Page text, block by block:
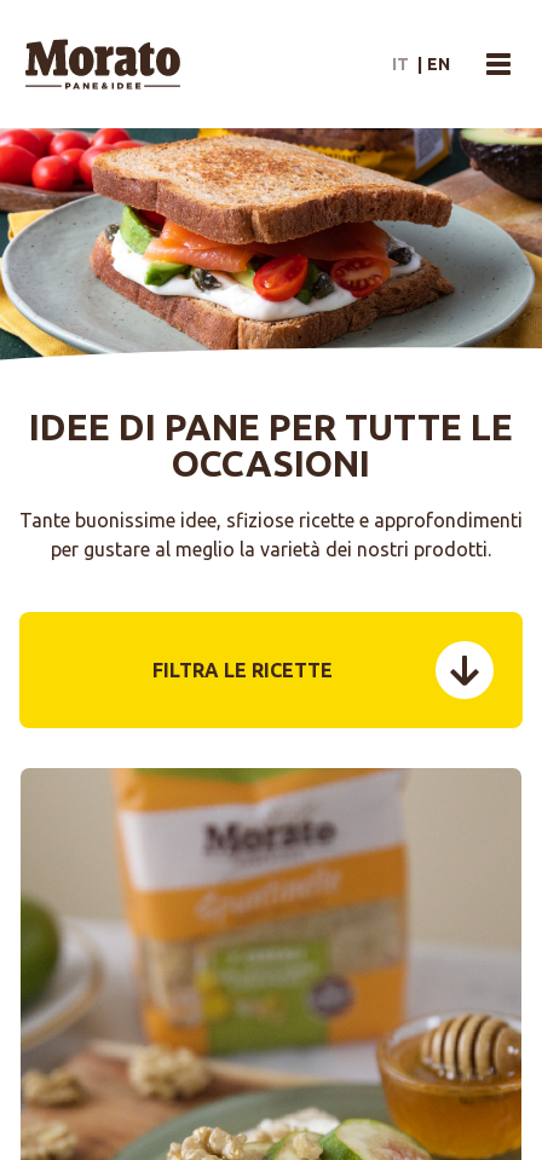
IT EN
IDEE DI PANE PER TUTTE LE
OCCASIONI
Tante buonissime idee, sfiziose ricette e approfondimenti
per gustare al meglio la varietà dei nostri prodotti.
FILTRA LE RICETTE
menu